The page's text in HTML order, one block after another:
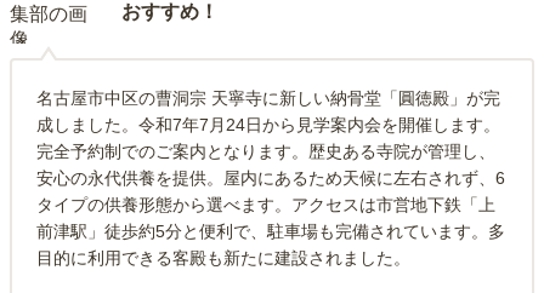
おすすめ！
名古屋市中区の曹洞宗 天寧寺に新しい納骨堂「圓徳殿」が完
成しました。令和7年7月24日から見学案内会を開催します。
完全予約制でのご案内となります。歴史ある寺院が管理し、
安心の永代供養を提供。屋内にあるため天候に左右されず、6
タイプの供養形態から選べます。アクセスは市営地下鉄「上
前津駅」徒歩約5分と便利で、駐車場も完備されています。多
目的に利用できる客殿も新たに建設されました。